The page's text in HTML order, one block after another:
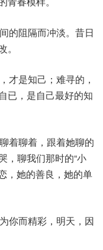
的阻隔而冲淡。昔日
才是知己；难寻的，
已，是自己最好的知
着聊着，跟着她聊的
，聊我们那时的“小
，她的善良，她的单
你而精彩，明天，因